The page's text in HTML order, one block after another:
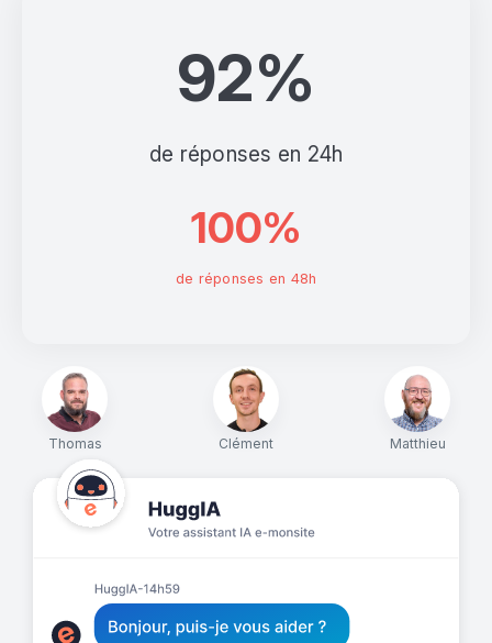
Thomas Clément Matthieu
92%
de réponses en 24h
100%
de réponses en 48h